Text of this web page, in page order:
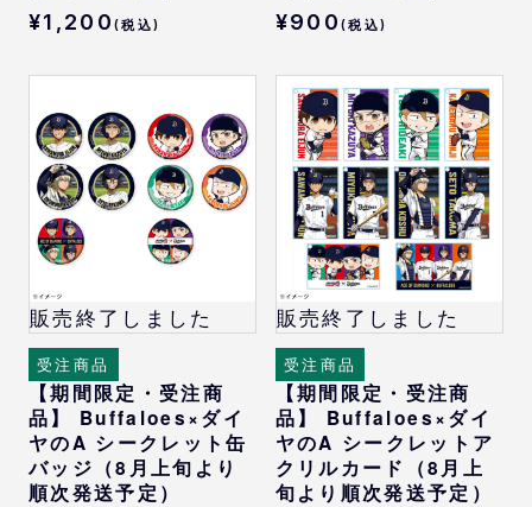
¥1,200 (税込) ¥900(税込)
販売終了しました
受注商品
【期間限定・受注商
品】 Buffaloes×ダイ
ヤのA シークレット缶
バッジ（8月上旬より
順次発送予定）
販売終了しました
受注商品
【期間限定・受注商
品】 Buffaloes×ダイ
ヤのA シークレットア
クリルカード（8月上
旬より順次発送予定）